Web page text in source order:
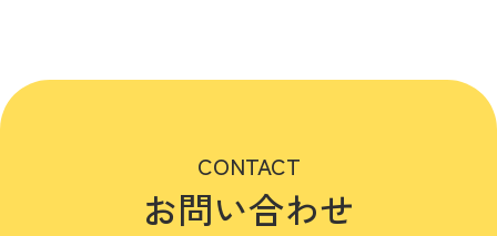
CONTACT
お問い合わせ